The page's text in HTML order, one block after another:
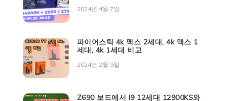
2024년 4월 7일
파이어스틱 4k 맥스 2세대, 4k 맥스 1
세대, 4k 1세대 비교
2024년 2월 9일
Z690 보드에서 I9 12세대 12900KS와